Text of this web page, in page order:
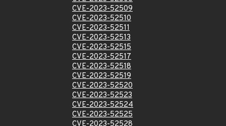
CVE-2023-52509
CVE-2023-52510
CVE-2023-52511
CVE-2023-52513
CVE-2023-52515
CVE-2023-52517
CVE-2023-52518
CVE-2023-52519
CVE-2023-52520
CVE-2023-52523
CVE-2023-52524
CVE-2023-52525